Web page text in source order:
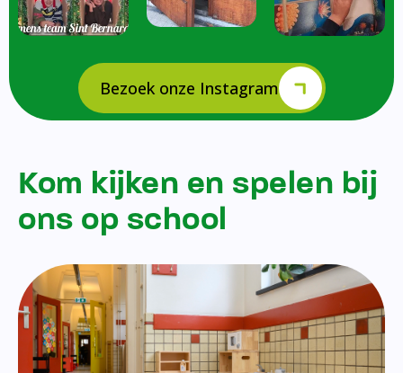
Bezoek onze Instagram
Kom kijken en spelen bij
ons op school